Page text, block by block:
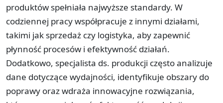
produktów spełniała najwyższe standardy. W
codziennej pracy współpracuje z innymi działami,
takimi jak sprzedaż czy logistyka, aby zapewnić
płynność procesów i efektywność działań.
Dodatkowo, specjalista ds. produkcji często analizuje
dane dotyczące wydajności, identyfikuje obszary do
poprawy oraz wdraża innowacyjne rozwiązania,